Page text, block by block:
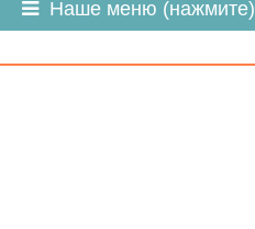
Наше меню (нажмите)